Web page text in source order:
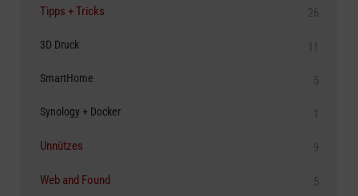
Tipps + Tricks 26
3D Druck 11
SmartHome 5
Synology + Docker 1
Unnützes 9
Web and Found 5